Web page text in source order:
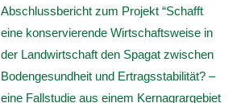
Abschlussbericht zum Projekt “Schafft
eine konservierende Wirtschaftsweise in
der Landwirtschaft den Spagat zwischen
Bodengesundheit und Ertragsstabilität? –
eine Fallstudie aus einem Kernagrargebiet